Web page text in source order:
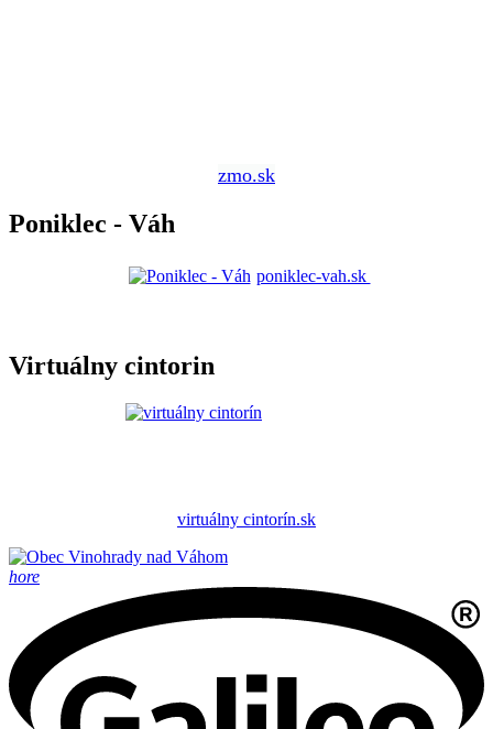
zmo.sk
Poniklec - Váh
poniklec-vah.sk
Virtuálny cintorin
virtuálny cintorín.sk
hore